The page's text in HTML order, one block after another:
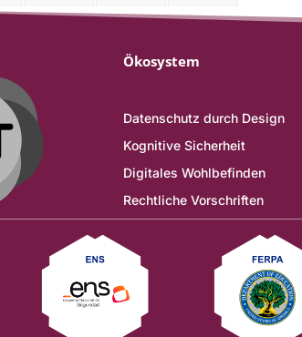
Ökosystem
Datenschutz durch Design
Kognitive Sicherheit
Digitales Wohlbefinden
Rechtliche Vorschriften